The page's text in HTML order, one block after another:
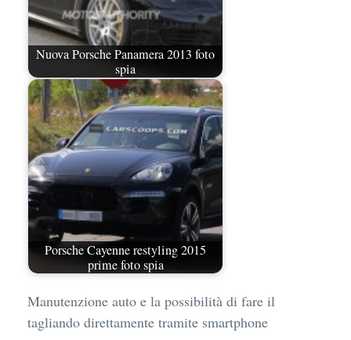
Nuova Porsche Panamera 2013 foto
spia
Porsche Cayenne restyling 2015
prime foto spia
Manutenzione auto e la possibilità di fare il
tagliando direttamente tramite smartphone